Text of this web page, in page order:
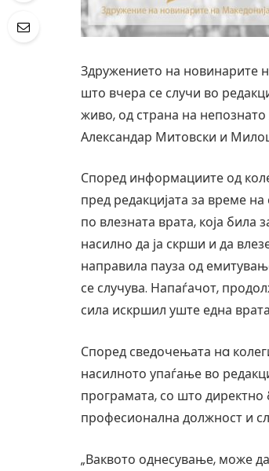
Здружението на новинарите
што вчера се случи во
живо, од страна на
Александар Митовски и
Според информациите од
пред редакцијата за време
по влезната врата, која
насилно да ја скрши и да
направила пауза од
се случува. Напаѓачот,
сила искршил уште една
Според сведочењата нa
насилното упаѓање во
програмата, со што директно
професионална должност и
„Ваквото однесување, може